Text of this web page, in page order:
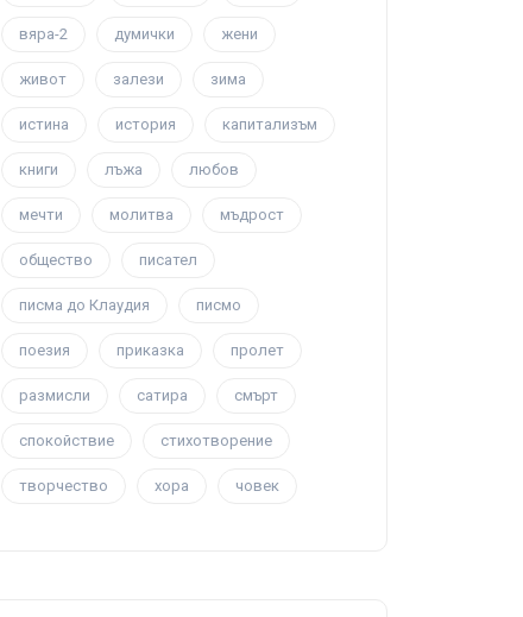
вяра-2 думички жени
живот залези зима
истина история капитализъм
книги лъжа любов
мечти молитва мъдрост
общество писател
писма до Клаудия писмо
поезия приказка пролет
размисли сатира смърт
спокойствие стихотворение
творчество хора човек